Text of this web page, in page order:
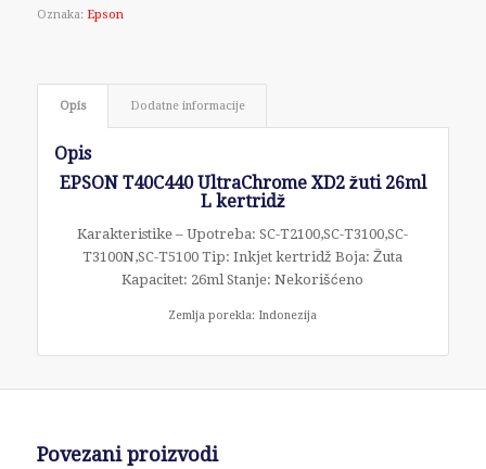
Oznaka: Epson
Opis Dodatne informacije
Opis
EPSON T40C440 UltraChrome XD2 žuti 26ml
L kertridž
Karakteristike – Upotreba: SC-T2100,SC-T3100,SC-
T3100N,SC-T5100 Tip: Inkjet kertridž Boja: Žuta
Kapacitet: 26ml Stanje: Nekorišćeno
Zemlja porekla: Indonezija
Povezani proizvodi